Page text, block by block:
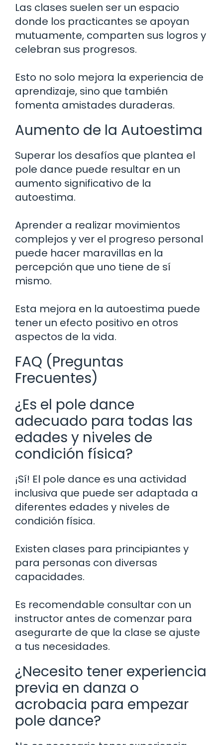
Las clases suelen ser un espacio
donde los practicantes se apoyan
mutuamente, comparten sus logros y
celebran sus progresos.
Esto no solo mejora la experiencia de
aprendizaje, sino que también
fomenta amistades duraderas.
Aumento de la Autoestima
Superar los desafíos que plantea el
pole dance puede resultar en un
aumento significativo de la
autoestima.
Aprender a realizar movimientos
complejos y ver el progreso personal
puede hacer maravillas en la
percepción que uno tiene de sí
mismo.
Esta mejora en la autoestima puede
tener un efecto positivo en otros
aspectos de la vida.
FAQ (Preguntas
Frecuentes)
¿Es el pole dance
adecuado para todas las
edades y niveles de
condición física?
¡Sí! El pole dance es una actividad
inclusiva que puede ser adaptada a
diferentes edades y niveles de
condición física.
Existen clases para principiantes y
para personas con diversas
capacidades.
Es recomendable consultar con un
instructor antes de comenzar para
asegurarte de que la clase se ajuste
a tus necesidades.
¿Necesito tener experiencia
previa en danza o
acrobacia para empezar
pole dance?